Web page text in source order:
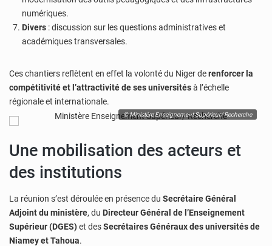
numériques.
Divers : discussion sur les questions administratives et
académiques transversales.
Ces chantiers reflètent en effet la volonté du Niger derenforcer la
compétitivité et l’attractivité de ses universitésà l’échelle
régionale et internationale.
© Ministère Enseignement Supérieur/ Recherche
Une mobilisation des acteurs et
des institutions
La réunion s’est déroulée en présence du Secrétaire Général
Adjoint du ministère, du Directeur Général de l’Enseignement
Supérieur (DGES)et desSecrétaires Généraux des universités de
Niamey et Tahoua.